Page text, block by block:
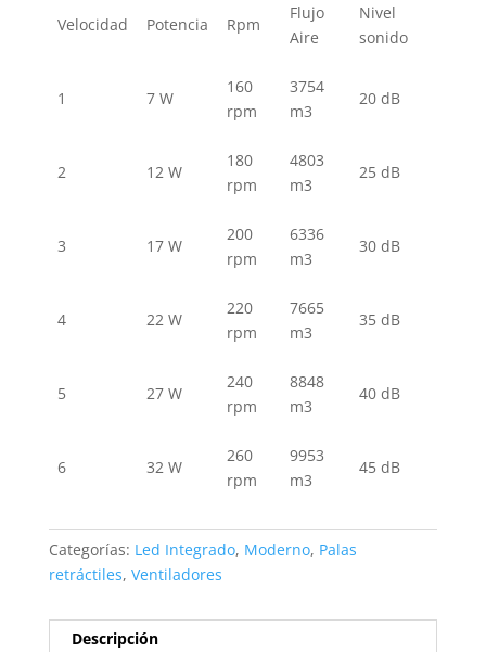
Velocidad Potencia Rpm
Flujo
Aire
Nivel
sonido
1 7 W
160
rpm
3754
m3
20 dB
2 12 W
180
rpm
4803
m3
25 dB
3 17 W
200
rpm
6336
m3
30 dB
4 22 W
220
rpm
7665
m3
35 dB
5 27 W
240
rpm
8848
m3
40 dB
6 32 W
260
rpm
9953
m3
45 dB
Categorías: Led Integrado, Moderno, Palas
retráctiles, Ventiladores
Descripción